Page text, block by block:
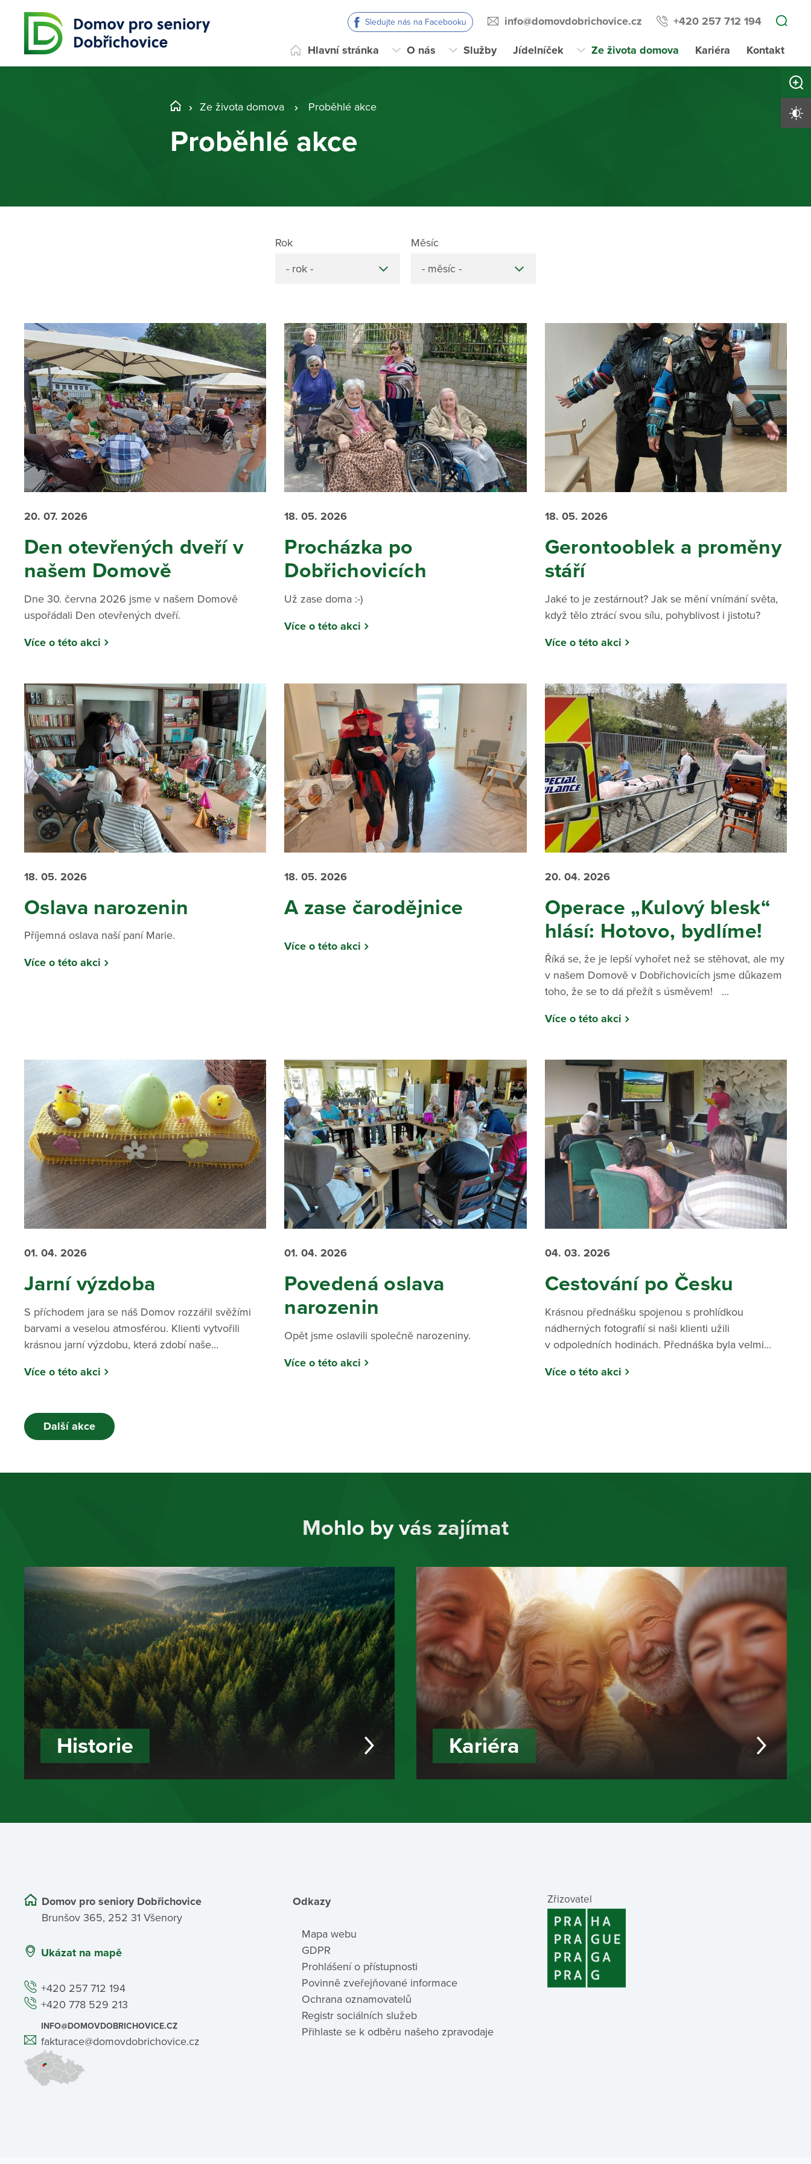
Sledujte nás na Facebooku info@domovdobrichovice.cz +420 257 712 194
Hlavní stránka O nás Služby Jídelníček Ze života domova Kariéra Kontakt
Ze života domova Proběhlé akce
Proběhlé akce
Rok
- rok -
Měsíc
- měsíc -
20. 07. 2026
Den otevřených dveří v
našem Domově
Dne 30. června 2026 jsme v našem Domově
uspořádali Den otevřených dveří.
Více o této akci
18. 05. 2026
Procházka po
Dobřichovicích
Už zase doma :-)
Více o této akci
18. 05. 2026
Gerontooblek a proměny
stáří
Jaké to je zestárnout? Jak se mění vnímání světa,
když tělo ztrácí svou sílu, pohyblivost i jistotu?
Více o této akci
18. 05. 2026
Oslava narozenin
Příjemná oslava naší paní Marie.
Více o této akci
18. 05. 2026
A zase čarodějnice
Více o této akci
20. 04. 2026
Operace „Kulový blesk“
hlásí: Hotovo, bydlíme!
Říká se, že je lepší vyhořet než se stěhovat, ale my
v našem Domově v Dobřichovicích jsme důkazem
toho, že se to dá přežít s úsměvem! ...
Více o této akci
01. 04. 2026
Jarní výzdoba
S příchodem jara se náš Domov rozzářil svěžími
barvami a veselou atmosférou. Klienti vytvořili
krásnou jarní výzdobu, která zdobí naše...
Více o této akci
01. 04. 2026
Povedená oslava
narozenin
Opět jsme oslavili společně narozeniny.
Více o této akci
04. 03. 2026
Cestování po Česku
Krásnou přednášku spojenou s prohlídkou
nádherných fotografií si naši klienti užili
v odpoledních hodinách. Přednáška byla velmi...
Více o této akci
Další akce
Mohlo by vás zajímat
Historie Kariéra
Domov pro seniory Dobřichovice
Brunšov 365, 252 31 Všenory
Ukázat na mapě
+420 257 712 194
+420 778 529 213
INFO@DOMOVDOBRICHOVICE.CZ
fakturace@domovdobrichovice.cz
Odkazy
Mapa webu
GDPR
Prohlášení o přístupnosti
Povinně zveřejňované informace
Ochrana oznamovatelů
Registr sociálních služeb
Přihlaste se k odběru našeho zpravodaje
Zřizovatel